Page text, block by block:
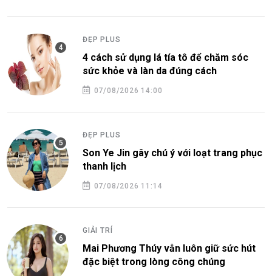
ĐẸP PLUS
4 cách sử dụng lá tía tô để chăm sóc
sức khỏe và làn da đúng cách
07/08/2026 14:00
ĐẸP PLUS
Son Ye Jin gây chú ý với loạt trang phục
thanh lịch
07/08/2026 11:14
GIẢI TRÍ
Mai Phương Thúy vẫn luôn giữ sức hút
đặc biệt trong lòng công chúng